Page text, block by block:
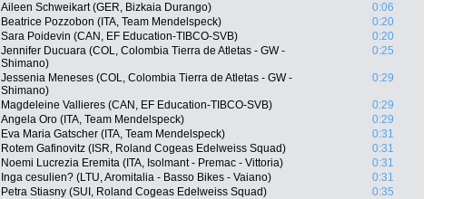
Aileen Schweikart (GER, Bizkaia Durango)
0:06
Beatrice Pozzobon (ITA, Team Mendelspeck)
0:20
Sara Poidevin (CAN, EF Education-TIBCO-SVB)
0:20
Jennifer Ducuara (COL, Colombia Tierra de Atletas - GW -
Shimano)
0:25
Jessenia Meneses (COL, Colombia Tierra de Atletas - GW -
Shimano)
0:29
Magdeleine Vallieres (CAN, EF Education-TIBCO-SVB)
0:29
Angela Oro (ITA, Team Mendelspeck)
0:29
Eva Maria Gatscher (ITA, Team Mendelspeck)
0:31
Rotem Gafinovitz (ISR, Roland Cogeas Edelweiss Squad)
0:31
Noemi Lucrezia Eremita (ITA, Isolmant - Premac - Vittoria)
0:31
Inga cesulien? (LTU, Aromitalia - Basso Bikes - Vaiano)
0:31
Petra Stiasny (SUI, Roland Cogeas Edelweiss Squad)
0:35